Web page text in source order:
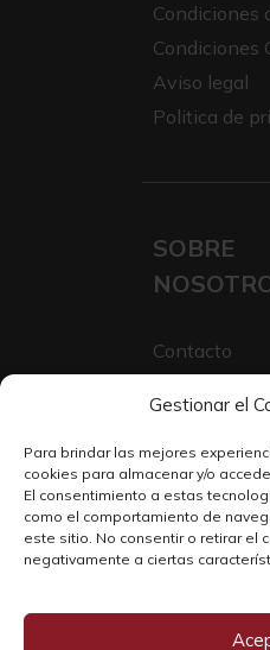
Gestionar el
Para brindar las mejores
cookies para almacenar y/o
El consentimiento a estas
como el comportamiento de
este sitio. No consentir o retirar el
negativamente a ciertas
Condiciones
Condiciones
Aviso legal
Politica de
SOBRE
Contacto